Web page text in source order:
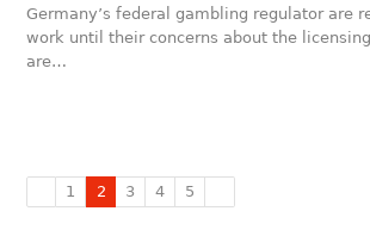
Germany’s federal gambling regulator are
work until their concerns about the
are…
1 2 3 4 5